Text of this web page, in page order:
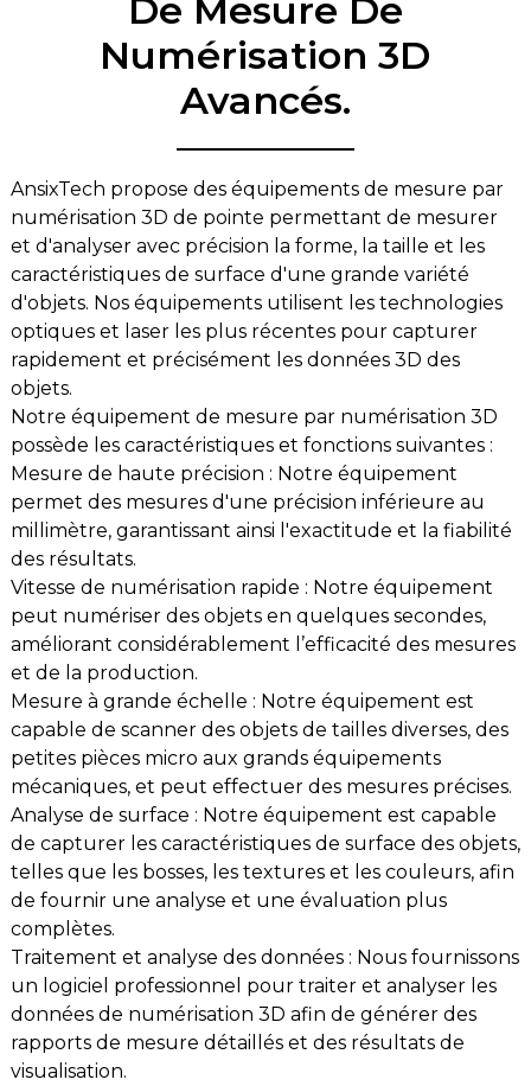
De Mesure De
Numérisation 3D
Avancés.
AnsixTech propose des équipements de mesure par
numérisation 3D de pointe permettant de mesurer
et d'analyser avec précision la forme, la taille et les
caractéristiques de surface d'une grande variété
d'objets. Nos équipements utilisent les technologies
optiques et laser les plus récentes pour capturer
rapidement et précisément les données 3D des
objets.
Notre équipement de mesure par numérisation 3D
possède les caractéristiques et fonctions suivantes :
Mesure de haute précision : Notre équipement
permet des mesures d'une précision inférieure au
millimètre, garantissant ainsi l'exactitude et la fiabilité
des résultats.
Vitesse de numérisation rapide : Notre équipement
peut numériser des objets en quelques secondes,
améliorant considérablement l’efficacité des mesures
et de la production.
Mesure à grande échelle : Notre équipement est
capable de scanner des objets de tailles diverses, des
petites pièces micro aux grands équipements
mécaniques, et peut effectuer des mesures précises.
Analyse de surface : Notre équipement est capable
de capturer les caractéristiques de surface des objets,
telles que les bosses, les textures et les couleurs, afin
de fournir une analyse et une évaluation plus
complètes.
Traitement et analyse des données : Nous fournissons
un logiciel professionnel pour traiter et analyser les
données de numérisation 3D afin de générer des
rapports de mesure détaillés et des résultats de
visualisation.